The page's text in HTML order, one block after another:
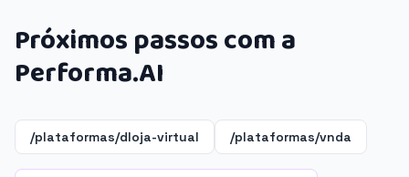
Próximos passos com a
Performa.AI
/plataformas/dloja-virtual /plataformas/vnda